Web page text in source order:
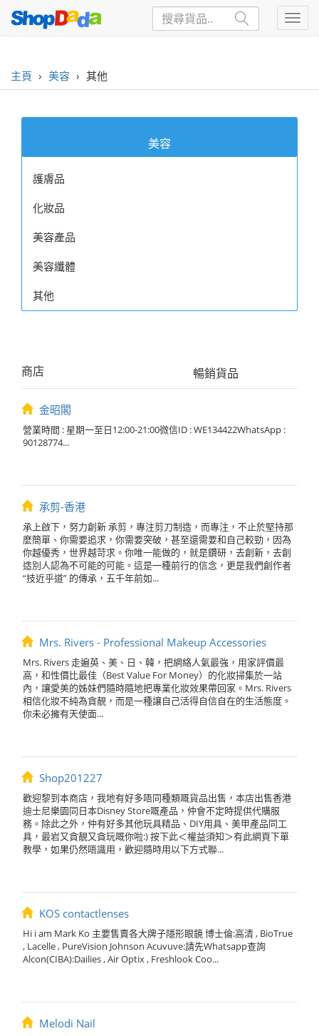
主頁 › 美容 › 其他
美容
護膚品
化妝品
美容產品
美容纖體
其他
商店 暢銷貨品
金昭閣
營業時間 : 星期一至日12:00-21:00微信ID : WE134422WhatsApp :
90128774...
承剪-香港
承上啟下，努力創新 承剪，專注剪刀制造，而專注，不止於堅持那
麼簡單、你需要追求，你需要突破，甚至還需要和自己較勁，因為
你越優秀，世界越苛求。你唯一能做的，就是鑽研，去創新，去創
造別人認為不可能的可能。這是一種前行的信念，更是我們創作者
“技近乎道” 的傳承，五千年前如...
Mrs. Rivers - Professional Makeup Accessories
Mrs. Rivers 走遍英、美、日、韓，把網絡人氣最強，用家評價最
高，和性價比最佳（Best Value For Money）的化妝掃集於一站
內，讓愛美的姊妹們隨時隨地把專業化妝效果帶回家。Mrs. Rivers
相信化妝不純為貪靚，而是一種讓自己活得自信自在的生活態度。
你未必擁有天使面...
Shop201227
歡迎黎到本商店，我地有好多唔同種類嘅貨品出售，本店出售香港
迪士尼樂園同日本Disney Store嘅產品，仲會不定時提供代購服
務。除此之外，仲有好多其他玩具精品、DIY用具、美甲產品同工
具，最岩又貪靚又貪玩嘅你啦:) 按下此＜權益須知＞有此網頁下單
教學，如果仍然唔識用，歡迎隨時用以下方式聯...
KOS contactlenses
Hi i am Mark Ko 主要售賣各大牌子隱形眼鏡 博士倫:高清 , BioTrue
, Lacelle , PureVision Johnson Acuvuve:請先Whatsapp查詢
Alcon(CIBA):Dailies , Air Optix , Freshlook Coo...
Melodi Nail